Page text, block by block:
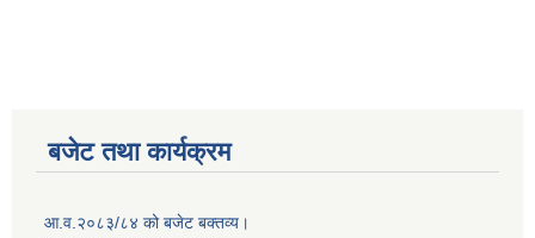
बजेट तथा कार्यक्रम
आ.व.२०८३/८४ को बजेट बक्तव्य।